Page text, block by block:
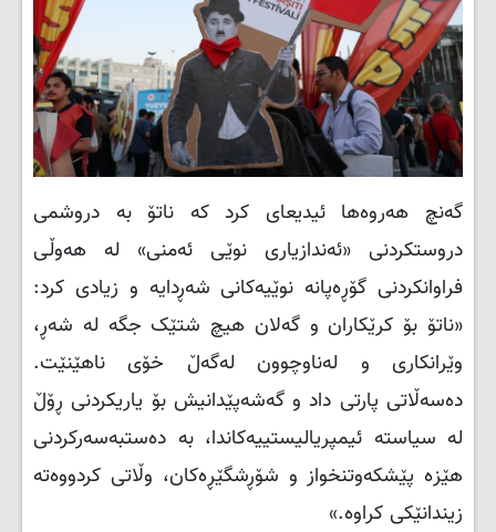
گەنچ هەروەها ئیدیعای کرد کە ناتۆ بە دروشمی
دروستکردنی «ئەندازیاری نوێی ئەمنی» لە هەوڵی
فراوانکردنی گۆڕەپانە نوێیەکانی شەڕدایە و زیادی کرد:
«ناتۆ بۆ کرێکاران و گەلان هیچ شتێک جگە لە شەڕ،
وێرانکاری و لەناوچوون لەگەڵ خۆی ناهێنێت.
دەسەڵاتی پارتی داد و گەشەپێدانیش بۆ یاریکردنی ڕۆڵ
لە سیاستە ئیمپریالیستییەکاندا، بە دەستبەسەرکردنی
هێزە پێشکەوتنخواز و شۆڕشگێڕەکان، وڵاتی کردووەتە
زیندانێکی کراوە.»